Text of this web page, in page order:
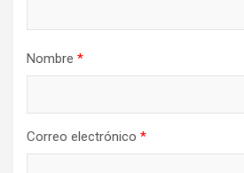
Nombre *
Correo electrónico *